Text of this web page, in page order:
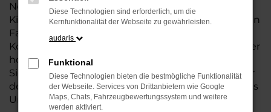
Neuwagen mit nur wenigen gefahrenen
Kilometern bietet er Ihnen alle Vorteile eines neuen
Fahrzeugs, jedoch zu deutlich besseren
Konditionen. Mit seiner modernen Ausstattung, der
hohen Effizienz und den fortschrittlichen
Sicherheitsfeatures ist der A6 die ideale Lösung für
den Stadtverkehr für Leer und längere Ausflüge ins
Umland.
Diese Technologien sind erforderlich, um die
Kernfunktionalität der Webseite zu gewährleisten.
audaris
Funktional
Diese Technologien bieten die bestmögliche Funktionalität
der Webseite. Services von Drittanbietern wie Google
Maps, Chats, Fahrzeugbewertungssystem und weitere
werden aktiviert.